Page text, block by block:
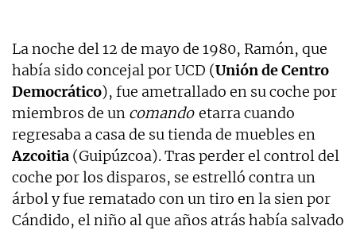
La noche del 12 de mayo de 1980, Ramón, que
había sido concejal por UCD (Unión de Centro
Democrático), fue ametrallado en su coche por
miembros de un comando etarra cuando
regresaba a casa de su tienda de muebles en
Azcoitia (Guipúzcoa). Tras perder el control del
coche por los disparos, se estrelló contra un
árbol y fue rematado con un tiro en la sien por
Cándido, el niño al que años atrás había salvado